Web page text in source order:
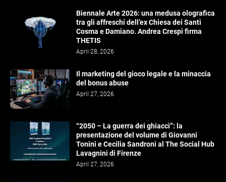
Biennale Arte 2026: una medusa olografica
tra gli affreschi dell’ex Chiesa dei Santi
Cosma e Damiano. Andrea Crespi firma
THETIS
April 28, 2026
Il marketing del gioco legale e la minaccia
del bonus abuse
April 27, 2026
“2050 – La guerra dei ghiacci”: la
presentazione del volume di Giovanni
Tonini e Cecilia Sandroni al The Social Hub
Lavagnini di Firenze
April 27, 2026